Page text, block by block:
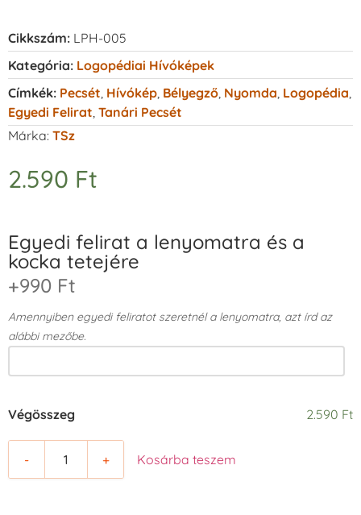
Cikkszám: LPH-005
Kategória: Logopédiai Hívóképek
Címkék: Pecsét Hívókép Bélyegző Nyomda Logopédia
Egyedi Felirat Tanári Pecsét
Márka: TSz
2.590 Ft
Egyedi felirat a lenyomatra és a
kocka tetejére
+990 Ft
Amennyiben egyedi feliratot szeretnél a lenyomatra, azt írd az
alábbi mezőbe.
Végösszeg 2.590 Ft
- + Kosárba teszem